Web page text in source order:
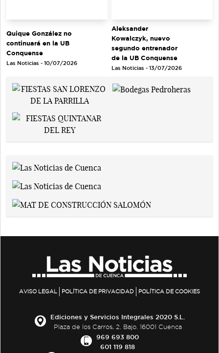
Quique González no
continuará en la UB
Conquense
Las Noticias - 10/07/2026
Aleksander
Kowalczyk, nuevo
segundo entrenador
de la UB Conquense
Las Noticias - 13/07/2026
AVISO LEGAL POLÍTICA DE PRIVACIDAD POLÍTICA DE COOKIES
Ediciones y Servicios Integrales 2020 S.L.
Plaza de los Carros, 2. Bajo. 16001 Cuenca
969 693 800
601 119 818